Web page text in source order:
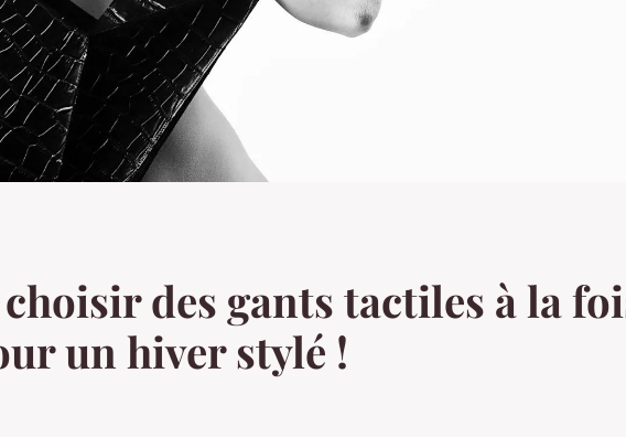
des gants tactiles à la
un hiver stylé !